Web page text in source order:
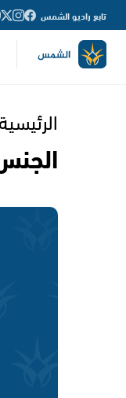
تابع راديو الشمس
الرئيسية